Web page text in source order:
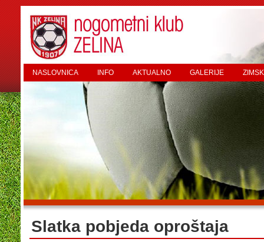
NASLOVNICA INFO AKTUALNO GALERIJE
Slatka pobjeda oproštaja